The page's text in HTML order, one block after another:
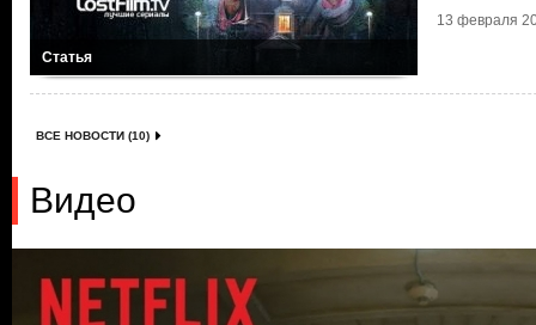
Статья
13 февраля
ВСЕ НОВОСТИ (10)
Видео